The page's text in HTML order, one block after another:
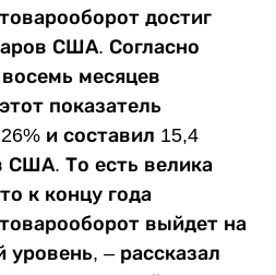
достиг
США. Согласно
месяцев
показатель
и составил 15,4
США. То есть велика
к концу года
выйдет на
– рассказал